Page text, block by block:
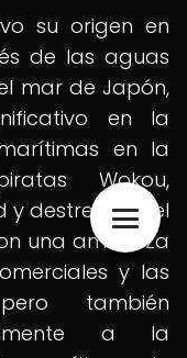
su origen en
de las aguas
mar de Japón,
en la
en la
Wokou,
y destreza en el
una amenaza
y las
también
a la